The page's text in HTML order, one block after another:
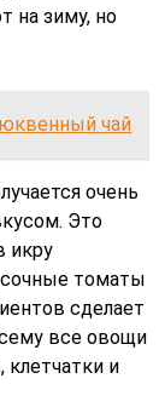
на зиму, но
чай
очень
Это
икру
сочные томаты
сделает
все овощи
клетчатки и